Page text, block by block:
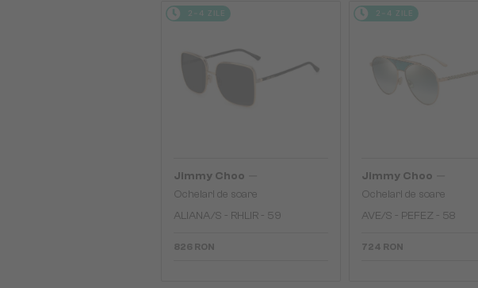
2-4 ZILE
Jimmy Choo
Ochelari de soare
ALIANA/S - RHLIR - 59
826 RON
2-4 ZILE
Jimmy Choo
Ochelari de soare
AVE/S - PEFEZ - 58
724 RON